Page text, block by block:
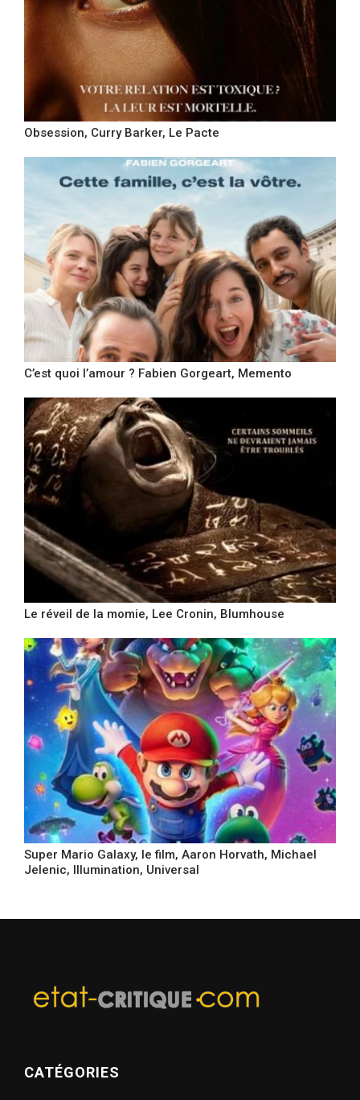
Obsession, Curry Barker, Le Pacte
C’est quoi l’amour ? Fabien Gorgeart, Memento
Le réveil de la momie, Lee Cronin, Blumhouse
Super Mario Galaxy, le film, Aaron Horvath, Michael
Jelenic, Illumination, Universal
CATÉGORIES